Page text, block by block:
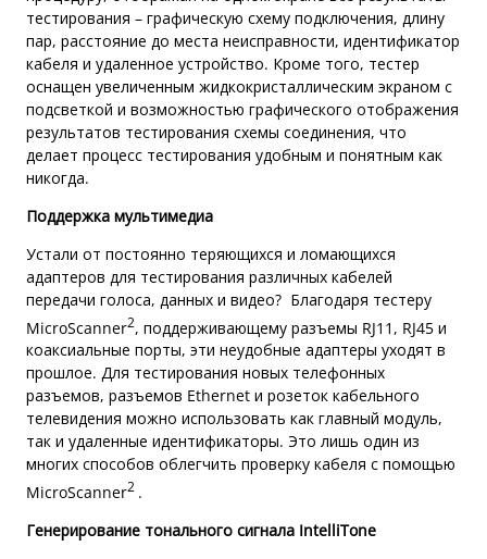
тестирования – графическую схему подключения, длину
пар, расстояние до места неисправности, идентификатор
кабеля и удаленное устройство. Кроме того, тестер
оснащен увеличенным жидкокристаллическим экраном с
подсветкой и возможностью графического отображения
результатов тестирования схемы соединения, что
делает процесс тестирования удобным и понятным как
никогда.
Поддержка мультимедиа
Устали от постоянно теряющихся и ломающихся
адаптеров для тестирования различных кабелей
передачи голоса, данных и видео? Благодаря тестеру
MicroScanner2, поддерживающему разъемы RJ11, RJ45 и
коаксиальные порты, эти неудобные адаптеры уходят в
прошлое. Для тестирования новых телефонных
разъемов, разъемов Ethernet и розеток кабельного
телевидения можно использовать как главный модуль,
так и удаленные идентификаторы. Это лишь один из
многих способов облегчить проверку кабеля с помощью
MicroScanner2 .
Генерирование тонального сигнала IntelliTone